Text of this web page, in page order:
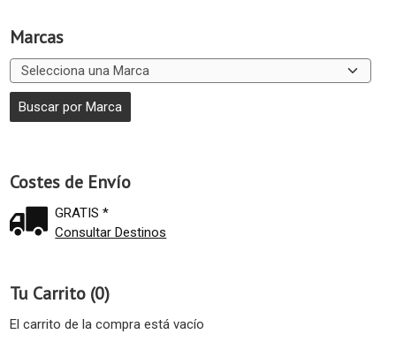
Marcas
Costes de Envío
GRATIS *
Consultar Destinos
Tu Carrito (0)
El carrito de la compra está vacío